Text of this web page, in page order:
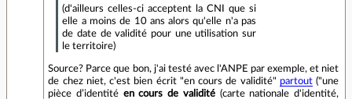
(d'ailleurs celles-ci acceptent la CNI que si
elle a moins de 10 ans alors qu'elle n'a pas
de date de validité pour une utilisation sur
le territoire)
Source? Parce que bon, j'ai testé avec l'ANPE par exemple, et niet
de chez niet, c'est bien écrit "en cours de validité" partout("une
pièce d’identité en cours de validité(carte nationale d'identité,